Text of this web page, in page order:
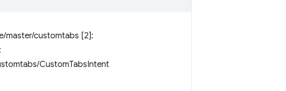
master/customtabs [2]:
CustomTabsIntent